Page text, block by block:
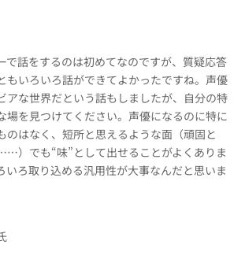
で話をするのは初めてなのですが、質疑応答
もいろいろ話ができてよかったですね。声優
アな世界だという話もしましたが、自分の特
場を見つけてください。声優になるのに特に
のはなく、短所と思えるような面（頑固と
）でも“味”として出せることがよくありま
いろ取り込める汎用性が大事なんだと思いま